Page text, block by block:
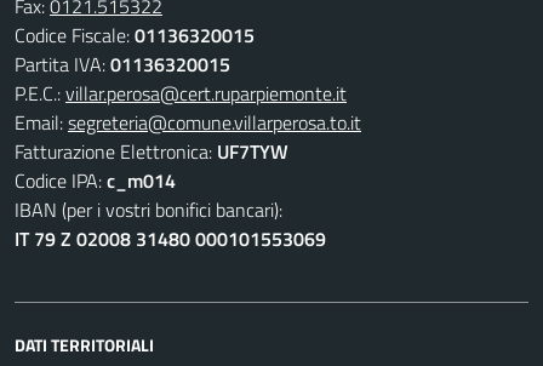
Fax:0121.515322
Codice Fiscale:01136320015
Partita IVA:01136320015
P.E.C.:villar.perosa@cert.ruparpiemonte.it
Email:segreteria@comune.villarperosa.to.it
Fatturazione Elettronica: UF7TYW
Codice IPA:c_m014
IBAN (per i vostri bonifici bancari):
IT 79 Z 02008 31480 000101553069
DATI TERRITORIALI